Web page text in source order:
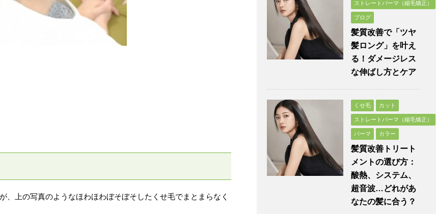
上の写真のようなほわほわぼそぼそしたくせ毛でまとまらなく
ストレートパーマ（縮毛矯正）
ブログ
髪質改善で「ツヤ
髪ロング」を叶え
る！ダメージレス
な伸ばし方とケア
くせ毛 カット
ストレートパーマ（縮毛矯正）
パーマ カラー
髪質改善トリート
メントの選び方：
酸熱、システム、
超音波…どれがあ
なたの髪に合う？